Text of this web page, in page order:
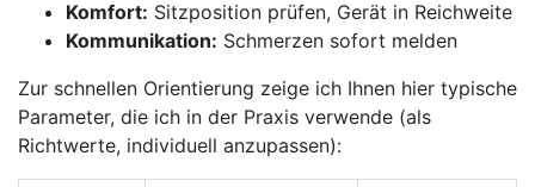
Komfort: Sitzposition‍ prüfen, Gerät in Reichweite
Kommunikation: Schmerzen sofort melden
Zur schnellen ⁢Orientierung zeige ich⁣ Ihnen hier typische
Parameter,⁣ die ich in der Praxis‍ verwende ‍(als
Richtwerte, individuell ​anzupassen):